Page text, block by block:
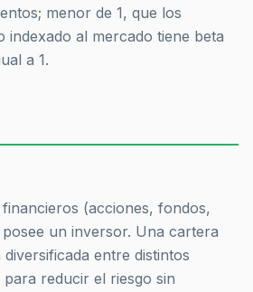
menor de 1, que los
indexado al mercado tiene beta
a 1.
(acciones, fondos,
un inversor. Una cartera
entre distintos
reducir el riesgo sin